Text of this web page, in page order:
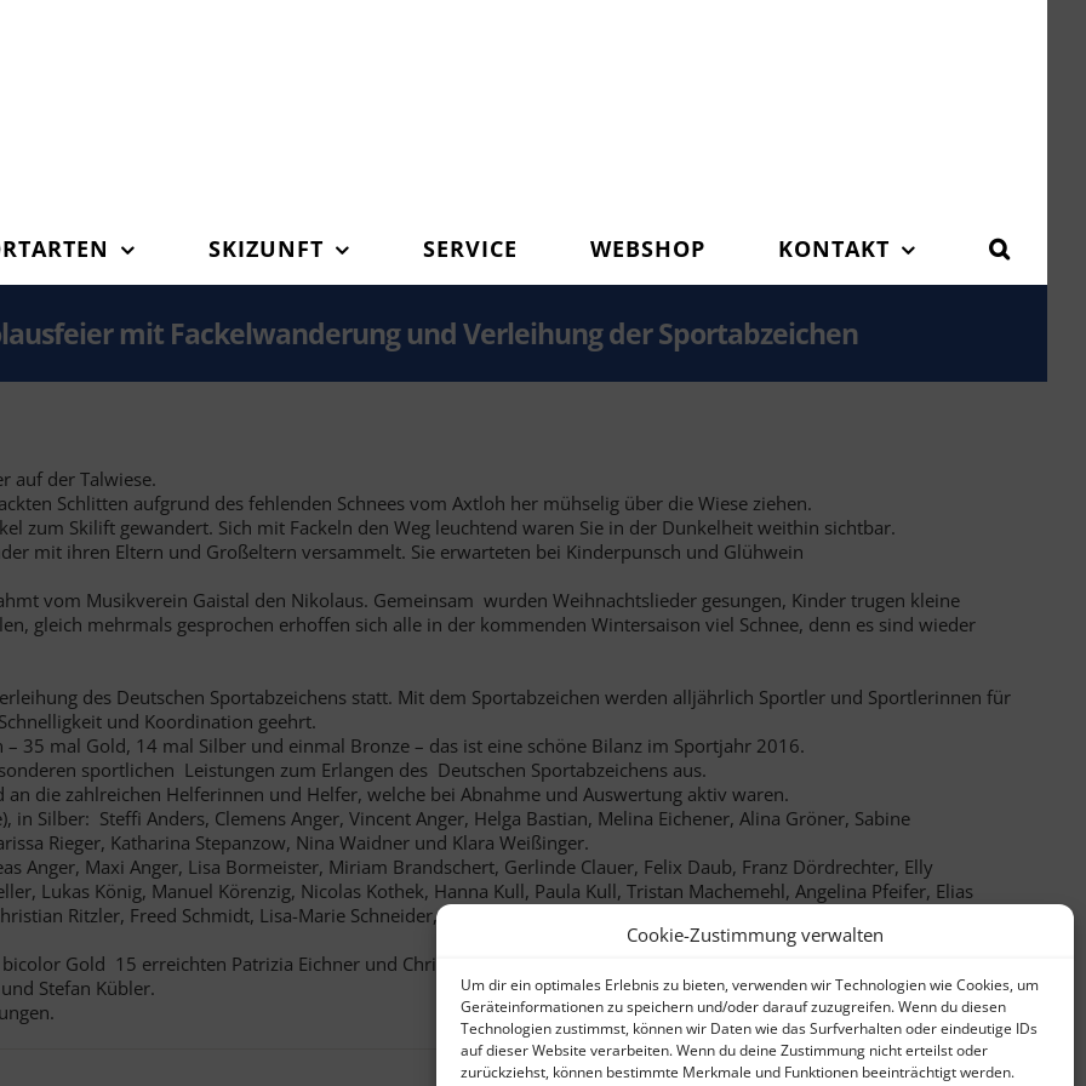
Cookie-Zustimmung verwalten
Um dir ein optimales Erlebnis zu bieten, verwenden wir Technologien wie Cookies, um
Geräteinformationen zu speichern und/oder darauf zuzugreifen. Wenn du diesen
Technologien zustimmst, können wir Daten wie das Surfverhalten oder eindeutige IDs
auf dieser Website verarbeiten. Wenn du deine Zustimmung nicht erteilst oder
zurückziehst, können bestimmte Merkmale und Funktionen beeinträchtigt werden.
SKIZUNFT SERVICE WEBSHOP KONTAKT
mit Fackelwanderung und Verleihung der Sportabzeichen
auf der Talwiese.
Schlitten aufgrund des fehlenden Schnees vom Axtloh her mühselig über die Wiese ziehen.
zum Skilift gewandert. Sich mit Fackeln den Weg leuchtend waren Sie in der Dunkelheit weithin sichtbar.
mit ihren Eltern und Großeltern versammelt. Sie erwarteten bei Kinderpunsch und Glühwein
vom Musikverein Gaistal den Nikolaus. Gemeinsam wurden Weihnachtslieder gesungen, Kinder trugen kleine
gleich mehrmals gesprochen erhoffen sich alle in der kommenden Wintersaison viel Schnee, denn es sind wieder
des Deutschen Sportabzeichens statt. Mit dem Sportabzeichen werden alljährlich Sportler und Sportlerinnen für
und Koordination geehrt.
35 mal Gold, 14 mal Silber und einmal Bronze – das ist eine schöne Bilanz im Sportjahr 2016.
sportlichen Leistungen zum Erlangen des Deutschen Sportabzeichens aus.
an die zahlreichen Helferinnen und Helfer, welche bei Abnahme und Auswertung aktiv waren.
Silber: Steffi Anders, Clemens Anger, Vincent Anger, Helga Bastian, Melina Eichener, Alina Gröner, Sabine
Rieger, Katharina Stepanzow, Nina Waidner und Klara Weißinger.
Anger, Maxi Anger, Lisa Bormeister, Miriam Brandschert, Gerlinde Clauer, Felix Daub, Franz Dördrechter, Elly
Lukas König, Manuel Körenzig, Nicolas Kothek, Hanna Kull, Paula Kull, Tristan Machemehl, Angelina Pfeifer, Elias
Ritzler, Freed Schmidt, Lisa-Marie Schneider, Rita Schneider, Angela Siegwart-Weiß, Elke Weiß und Victoria
Gold 15 erreichten Patrizia Eichner und Christine Holdermann und bicolor Gold 25 – für 25 maliges Erlangen des
Stefan Kübler.